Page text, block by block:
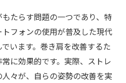
たらす問題の一つであり、特
フォンの使用が普及した現代
います。巻き肩を改善するた
に効果的です。実際、ストレ
々が、自らの姿勢の改善を実